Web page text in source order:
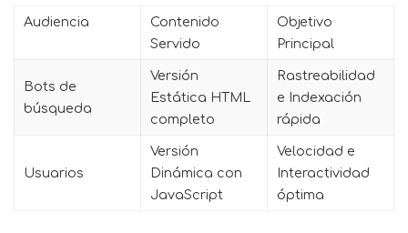
Audiencia
Contenido
Servido
Objetivo
Principal
Bots de
búsqueda
Versión
Estática HTML
completo
Rastreabilidad
e Indexación
rápida
Usuarios
Versión
Dinámica con
JavaScript
Velocidad e
Interactividad
óptima